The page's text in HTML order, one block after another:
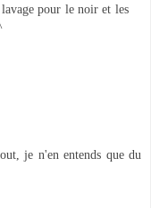
pour le noir et les
je n'en entends que du